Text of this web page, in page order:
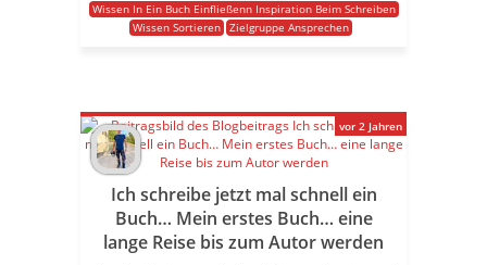
Wissen In Ein Buch Einfließenn Inspiration Beim Schreiben
Wissen Sortieren Zielgruppe Ansprechen
Ich schreibe jetzt mal schnell ein
Buch… Mein erstes Buch… eine
lange Reise bis zum Autor werden
vor 2 Jahren